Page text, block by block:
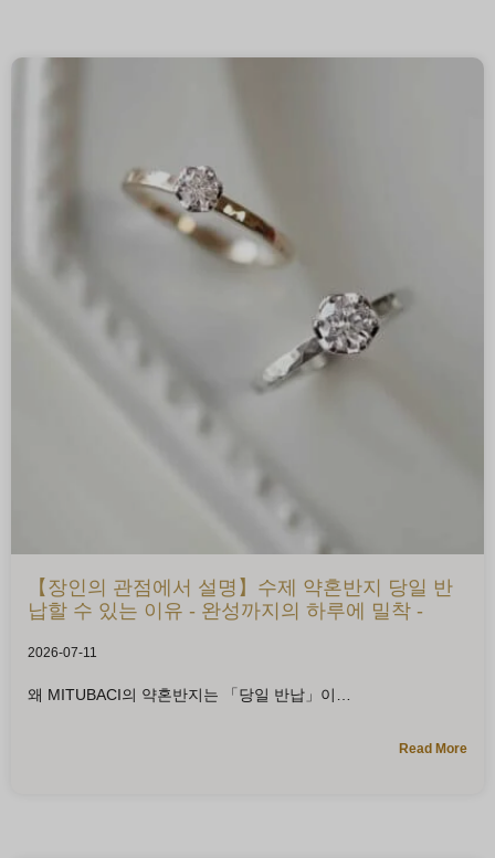
【장인의 관점에서 설명】수제 약혼반지 당일 반
납할 수 있는 이유 - 완성까지의 하루에 밀착 -
2026-07-11
왜 MITUBACI의 약혼반지는 「당일 반납」이
Read More